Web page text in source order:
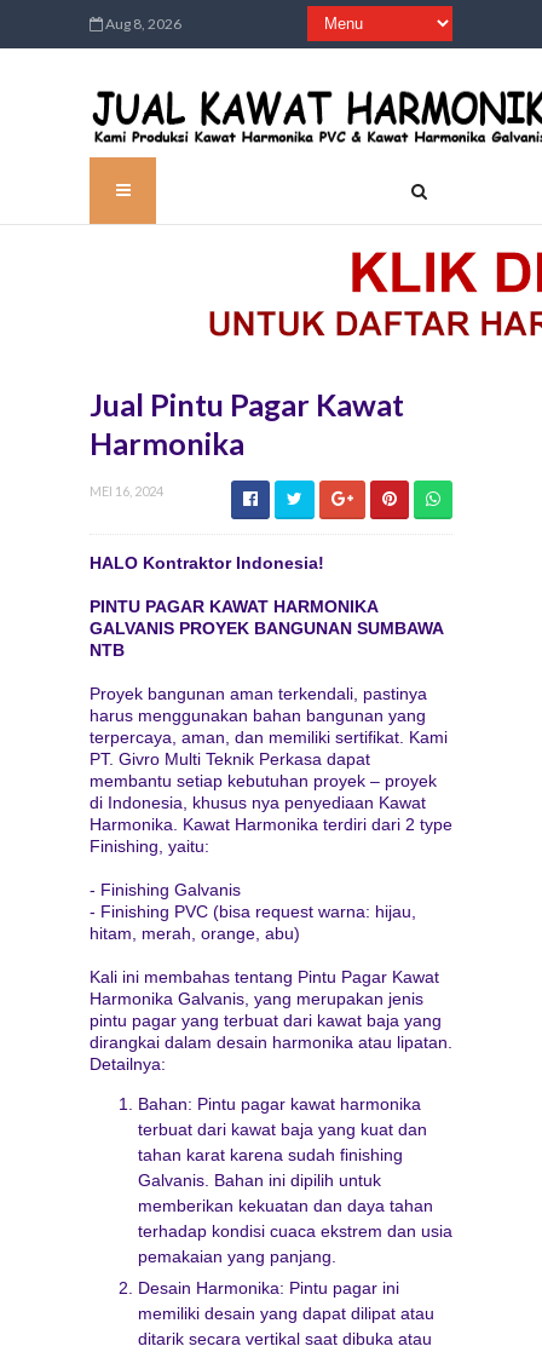
Aug 8, 2026
Jual Pintu Pagar Kawat
Harmonika
MEI 16, 2024
HALO Kontraktor Indonesia!
PINTU PAGAR KAWAT HARMONIKA
GALVANIS PROYEK BANGUNAN SUMBAWA
NTB
Proyek bangunan aman terkendali, pastinya
harus menggunakan bahan bangunan yang
terpercaya, aman, dan memiliki sertifikat. Kami
PT. Givro Multi Teknik Perkasa dapat
membantu setiap kebutuhan proyek – proyek
di Indonesia, khusus nya penyediaan Kawat
Harmonika. Kawat Harmonika terdiri dari 2 type
Finishing, yaitu:
- Finishing Galvanis
- Finishing PVC (bisa request warna: hijau,
hitam, merah, orange, abu)
Kali ini membahas tentang Pintu Pagar Kawat
Harmonika Galvanis, yang merupakan jenis
pintu pagar yang terbuat dari kawat baja yang
dirangkai dalam desain harmonika atau lipatan.
Detailnya:
Bahan: Pintu pagar kawat harmonika
terbuat dari kawat baja yang kuat dan
tahan karat karena sudah finishing
Galvanis. Bahan ini dipilih untuk
memberikan kekuatan dan daya tahan
terhadap kondisi cuaca ekstrem dan usia
pemakaian yang panjang.
Desain Harmonika: Pintu pagar ini
memiliki desain yang dapat dilipat atau
ditarik secara vertikal saat dibuka atau